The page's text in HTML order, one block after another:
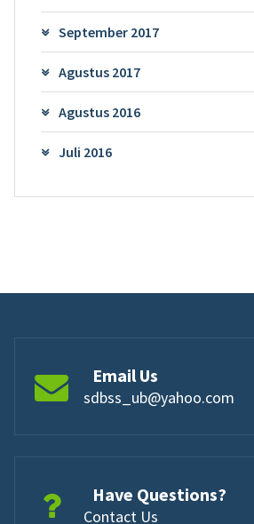
September 2017
Agustus 2017
Agustus 2016
Juli 2016
Email Us
sdbss_ub@yahoo.com
Have Questions?
Contact Us